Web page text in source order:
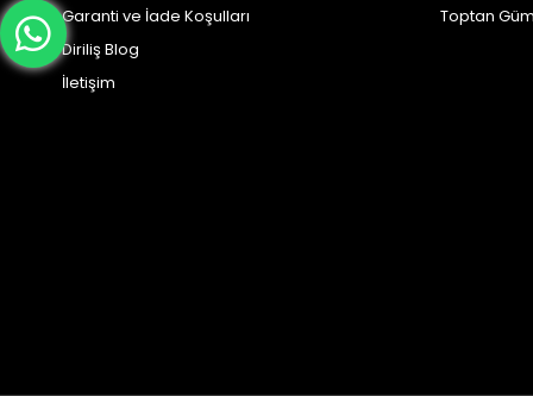
Garanti ve İade Koşulları
Diriliş Blog
İletişim
Toptan